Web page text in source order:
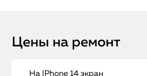
Цены на ремонт
На IPhone 14 экран